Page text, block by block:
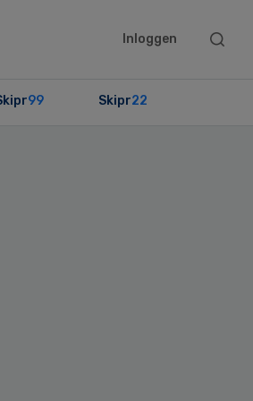
Inloggen
Search
99 Skipr22